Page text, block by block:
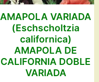
AMAPOLA VARIADA
(Eschscholtzia
californica)
AMAPOLA DE
CALIFORNIA DOBLE
VARIADA